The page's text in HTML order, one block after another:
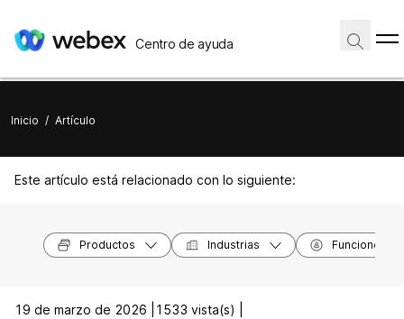
Centro de ayuda
Inicio / Artículo
Este artículo está relacionado con lo siguiente:
Productos Industrias Funciones
19 de marzo de 2026 |
1533 vista(s) |